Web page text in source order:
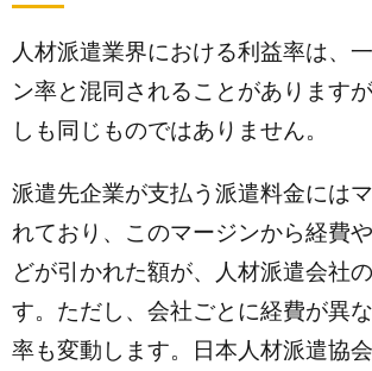
人材派遣業界における利益率は、
ン率と混同されることがあります
しも同じものではありません。
派遣先企業が支払う派遣料金には
れており、このマージンから経費
どが引かれた額が、人材派遣会社
す。ただし、会社ごとに経費が異
率も変動します。日本人材派遣協